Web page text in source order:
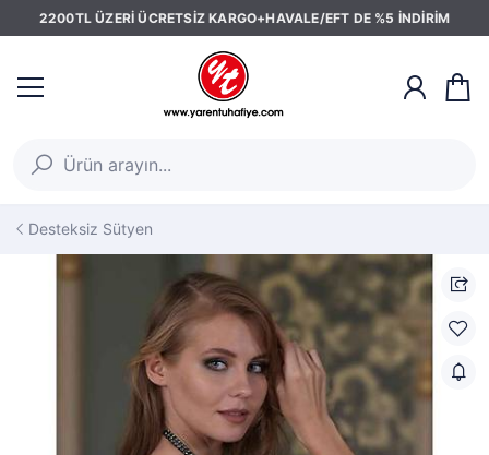
2200TL ÜZERİ ÜCRETSİZ KARGO+HAVALE/EFT DE %5 İNDİRİM
Desteksiz Sütyen